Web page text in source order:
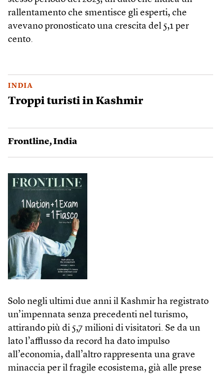
rallentamento che smentisce gli esperti, che
avevano pronosticato una crescita del 5,1 per
cento.
INDIA
Troppi turisti in Kashmir
Frontline,India
Solo negli ultimi due anni il Kashmir ha registrato
un’impennata senza precedenti nel turismo,
attirando più di 5,7 milioni di visitatori. Se da un
lato l’afflusso da record ha dato impulso
all’economia, dall’altro rappresenta una grave
minaccia per il fragile ecosistema, già alle prese